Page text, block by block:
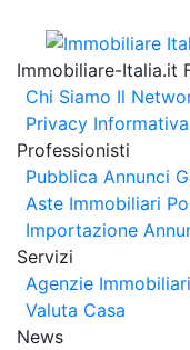
Immobiliare-Italia.it
Chi Siamo Il
Privacy
Professionisti
Pubblica Annunci
Aste Immobiliari
Importazione
Servizi
Agenzie
Valuta Casa
News